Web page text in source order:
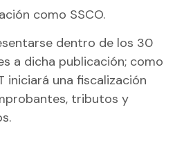
como SSCO.
dentro de los 30
a dicha publicación; como
iniciará una fiscalización
tributos y